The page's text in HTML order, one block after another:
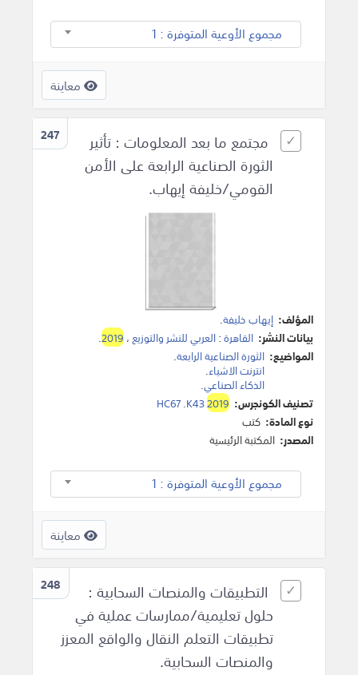
مجموع الأوعية المتوفرة : 1
معاينة
247
مجتمع ما بعد المعلومات : تأثير
الثورة الصناعية الرابعة على الأمن
القومي/خليفة إيهاب.
المؤلف: إيهاب خليفة.
بيانات النشر: القاهرة:العربي للنشر والتوزيع،2019
.
المواضيع: الثورة الصناعية الرابعة.
انترنت الاشياء.
الذكاء الصناعي.
تصنيف الكونجرس:
HC67 .K432019
نوع المادة: كتب
المصدر: المكتبة الرئيسية
مجموع الأوعية المتوفرة : 1
معاينة
248
التطبيقات والمنصات السحابية :
حلول تعليمية/ممارسات عملية في
تطبيقات التعلم النقال والواقع المعزز
والمنصات السحابية.